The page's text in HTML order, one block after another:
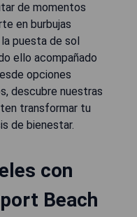
de momentos
en burbujas
puesta de sol
ello acompañado
opciones
descubre nuestras
transformar tu
de bienestar.
con
Beach